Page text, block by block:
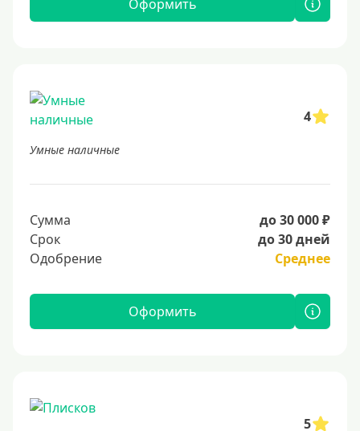
Оформить
4
Умные наличные
Сумма
до 30 000 ₽
Срок
до 30 дней
Одобрение
Среднее
Оформить
5